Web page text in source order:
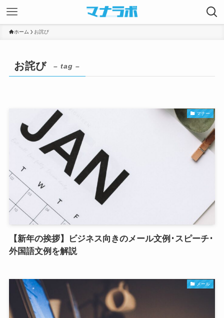
ホーム お詫び
お詫び – tag –
マナー
【新年の挨拶】ビジネス向きのメール文例･スピーチ･
外国語文例を解説
メール